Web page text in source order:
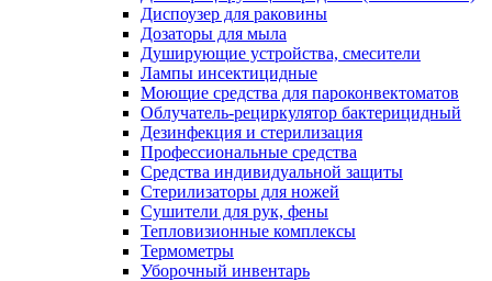
Диспоузер для раковины
Дозаторы для мыла
Душирующие устройства, смесители
Лампы инсектицидные
Моющие средства для пароконвектоматов
Облучатель-рециркулятор бактерицидный
Дезинфекция и стерилизация
Профессиональные средства
Средства индивидуальной защиты
Стерилизаторы для ножей
Сушители для рук, фены
Тепловизионные комплексы
Термометры
Уборочный инвентарь